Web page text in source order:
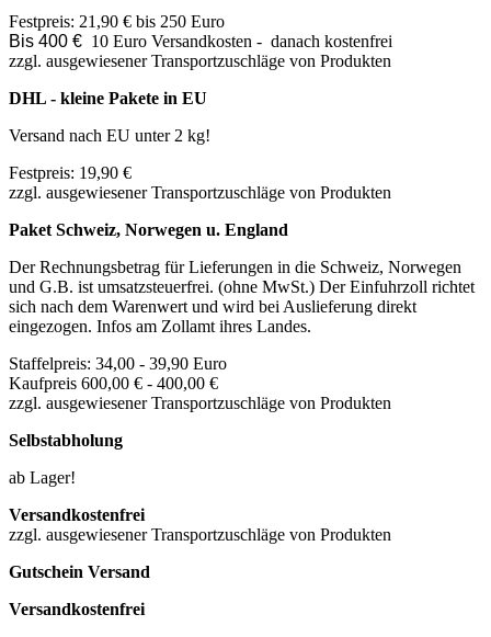
Festpreis: 21,90 € bis 250 Euro
Bis 400 € 10 Euro Versandkosten - danach kostenfrei
zzgl. ausgewiesener Transportzuschläge von Produkten
DHL - kleine Pakete in EU
Versand nach EU unter 2 kg!
Festpreis: 19,90 €
zzgl. ausgewiesener Transportzuschläge von Produkten
Paket Schweiz, Norwegen u. England
Der Rechnungsbetrag für Lieferungen in die Schweiz, Norwegen
und G.B. ist umsatzsteuerfrei. (ohne MwSt.) Der Einfuhrzoll richtet
sich nach dem Warenwert und wird bei Auslieferung direkt
eingezogen. Infos am Zollamt ihres Landes.
Staffelpreis: 34,00 - 39,90 Euro
Kaufpreis 600,00 € - 400,00 €
zzgl. ausgewiesener Transportzuschläge von Produkten
Selbstabholung
ab Lager!
Versandkostenfrei
zzgl. ausgewiesener Transportzuschläge von Produkten
Gutschein Versand
Versandkostenfrei